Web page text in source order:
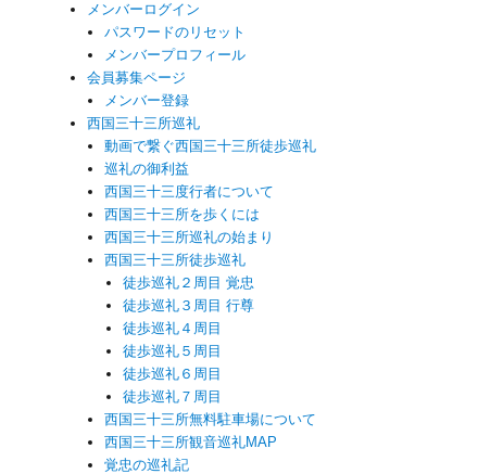
メンバーログイン
パスワードのリセット
メンバープロフィール
会員募集ページ
メンバー登録
西国三十三所巡礼
動画で繋ぐ西国三十三所徒歩巡礼
巡礼の御利益
西国三十三度行者について
西国三十三所を歩くには
西国三十三所巡礼の始まり
西国三十三所徒歩巡礼
徒歩巡礼２周目 覚忠
徒歩巡礼３周目 行尊
徒歩巡礼４周目
徒歩巡礼５周目
徒歩巡礼６周目
徒歩巡礼７周目
西国三十三所無料駐車場について
西国三十三所観音巡礼MAP
覚忠の巡礼記